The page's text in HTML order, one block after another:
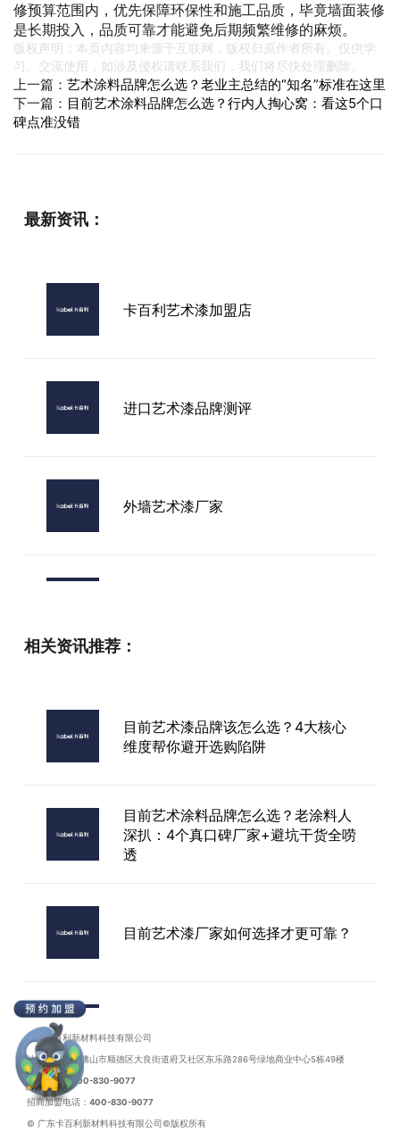
修预算范围内，优先保障环保性和施工品质，毕竟墙面装修
是长期投入，品质可靠才能避免后期频繁维修的麻烦。
版权声明：本页内容均来源于互联网，版权归原作者所有。仅供学
习、交流使用，如涉及侵权请联系我们，我们将尽快处理删除。
上一篇： 艺术涂料品牌怎么选？老业主总结的“知名”标准在这里
下一篇： 目前艺术涂料品牌怎么选？行内人掏心窝：看这5个口
碑点准没错
最新资讯：
卡百利艺术漆加盟店
进口艺术漆品牌测评
外墙艺术漆厂家
相关资讯推荐：
目前艺术漆品牌该怎么选？4大核心
维度帮你避开选购陷阱
目前艺术涂料品牌怎么选？老涂料人
深扒：4个真口碑厂家+避坑干货全唠
透
目前艺术漆厂家如何选择才更可靠？
苏州目前艺术漆加盟
目前艺术涂料品牌怎么选？6个核心
广东卡百利新材料科技有限公司
地址：广东省佛山市顺德区大良街道府又社区东乐路286号绿地商业中心5栋49楼
联系电话：400-830-9077
招商加盟电话： 400-830-9077
© 广东卡百利新材料科技有限公司©版权所有